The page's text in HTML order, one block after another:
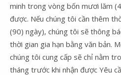
minh trong vòng bốn mươi lăm
được. Nếu chúng tôi cần thêm
(90) ngày), chúng tôi sẽ thông
thời gian gia hạn bằng văn bản.
chúng tôi cung cấp sẽ chỉ nằm
tháng trước khi nhận được Yêu